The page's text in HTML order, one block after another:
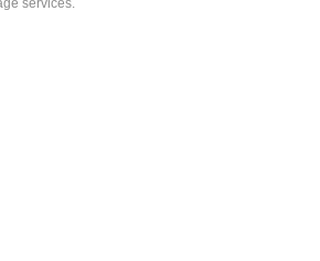
services.